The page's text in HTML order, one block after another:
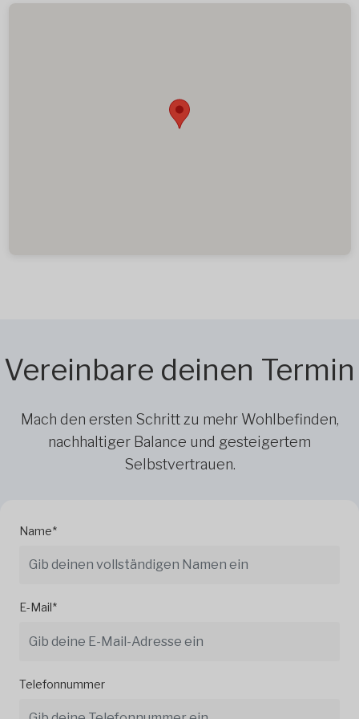
Vereinbare deinen Termin
Mach den ersten Schritt zu mehr Wohlbefinden,
nachhaltiger Balance und gesteigertem
Selbstvertrauen.
Name*
E-Mail*
Telefonnummer